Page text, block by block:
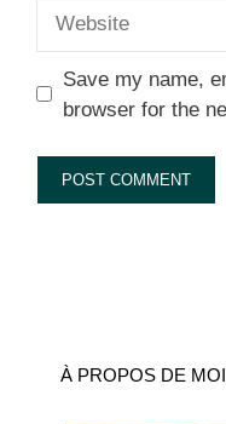
Save my name,
browser for the
À PROPOS DE MOI